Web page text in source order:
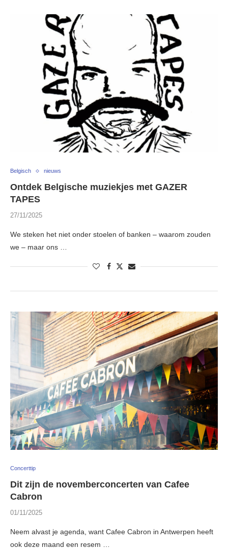
Belgisch nieuws
Ontdek Belgische muziekjes met GAZER
TAPES
27/11/2025
We steken het niet onder stoelen of banken – waarom zouden
we – maar ons …
Concerttip
Dit zijn de novemberconcerten van Cafee
Cabron
01/11/2025
Neem alvast je agenda, want Cafee Cabron in Antwerpen heeft
ook deze maand een resem …